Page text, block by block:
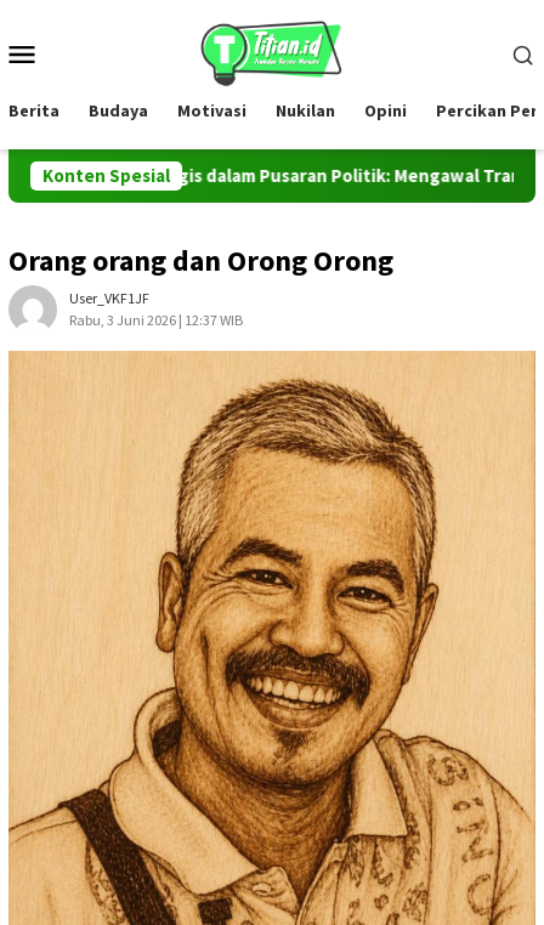
konten
Berita Budaya Motivasi Nukilan Opini Percikan
Konten Spesial
Ekologis dalam Pusaran Politik: Mengawal Transparansi
Orang orang dan Orong Orong
User_VKF1JF
Rabu, 3 Juni 2026 | 12:37 WIB